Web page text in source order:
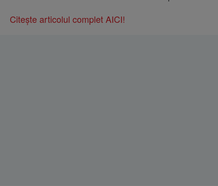
Citește articolul complet AICI!